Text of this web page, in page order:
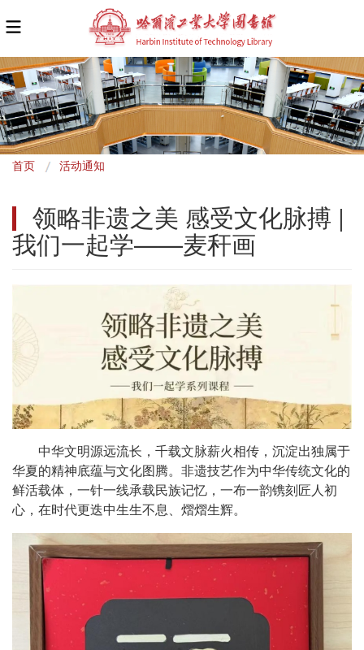
面
首页 活动通知
领略非遗之美 感受文化脉搏 |
我们一起学——麦秆画
中华文明源远流长，千载文脉薪火相传，沉淀出独属于
华夏的精神底蕴与文化图腾。非遗技艺作为中华传统文化的
鲜活载体，一针一线承载民族记忆，一布一韵镌刻匠人初
心，在时代更迭中生生不息、熠熠生辉。